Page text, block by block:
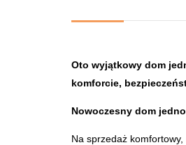
Oto wyjątkowy dom
komforcie,
Nowoczesny dom
Na sprzedaż